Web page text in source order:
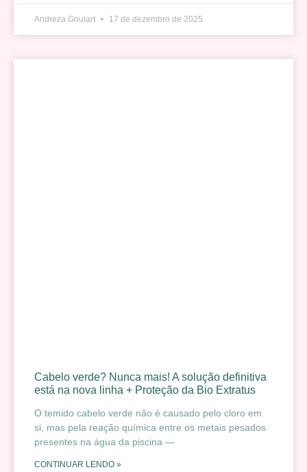
Andreza Goulart 17 de dezembro de 2025
Cabelo verde? Nunca mais! A solução definitiva
está na nova linha + Proteção da Bio Extratus
O temido cabelo verde não é causado pelo cloro em
si, mas pela reação química entre os metais pesados
presentes na água da piscina —
CONTINUAR LENDO »